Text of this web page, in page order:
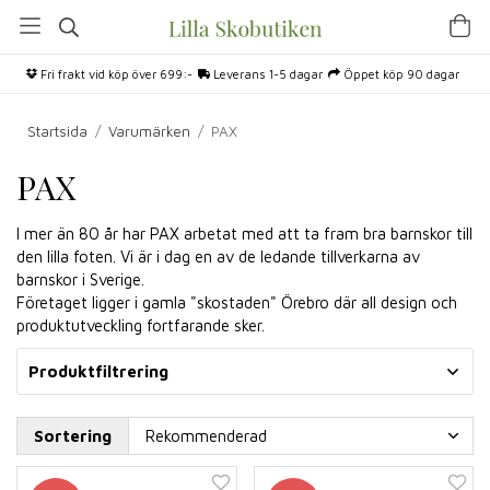
Fri frakt vid köp över 699:- Leverans 1-5 dagar Öppet köp 90 dagar
Startsida / Varumärken / PAX
PAX
I mer än 80 år har PAX arbetat med att ta fram bra barnskor till
den lilla foten. Vi är i dag en av de ledande tillverkarna av
barnskor i Sverige.
Företaget ligger i gamla "skostaden" Örebro där all design och
produktutveckling fortfarande sker.
Produktfiltrering
Sortering